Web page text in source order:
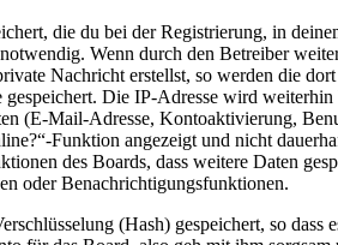
die du bei der Registrierung, in
Wenn durch den Betreiber
Nachricht erstellst, so werden die
Die IP-Adresse wird
(E-Mail-Adresse, Kontoaktivierung,
Funktion angezeigt und nicht
des Boards, dass weitere Daten
oder Benachrichtigungsfunktionen.
(Hash) gespeichert, so